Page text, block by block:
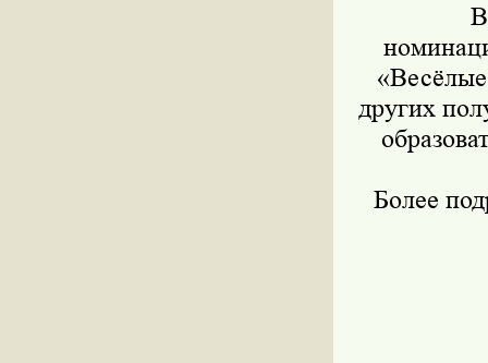
других
Более